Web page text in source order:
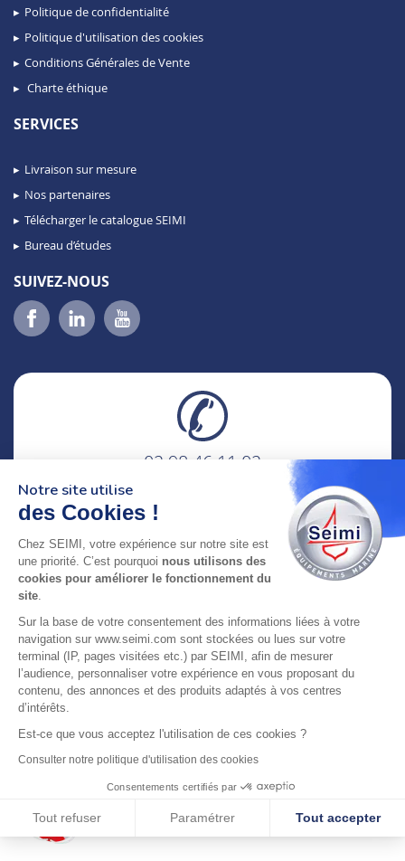
Politique de confidentialité
Politique d'utilisation des cookies
Conditions Générales de Vente
Charte éthique
SERVICES
Livraison sur mesure
Nos partenaires
Télécharger le catalogue SEIMI
Bureau d’études
SUIVEZ-NOUS
02 98 46 11 02
adresse : 75 Rue Amiral Troude,
29200 Brest FRANCE
SEIMI, UNE ENTREPRISE CERTIFIÉE, ENGAGÉE ET
LABELLISÉE
© 2024 SEIMI - Tous droits réservés
Notre site utilise
des Cookies !
Chez SEIMI, votre expérience sur notre site est
une priorité. C’est pourquoi nous utilisons des
cookies pour améliorer le fonctionnement du
site.
Sur la base de votre consentement des informations liées à votre
navigation sur www.seimi.com sont stockées ou lues sur votre
terminal (IP, pages visitées etc.) par SEIMI, afin de mesurer
l’audience, personnaliser votre expérience en vous proposant du
contenu, des annonces et des produits adaptés à vos centres
d’intérêts.
Est-ce que vous acceptez l'utilisation de ces cookies ?
Consulter notre politique d'utilisation des cookies
Consentements certifiés par
Tout refuser Paramétrer Tout accepter